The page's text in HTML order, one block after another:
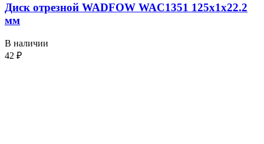
Диск отрезной WADFOW WAC1351 125х1х22.2
мм
В наличии
42 ₽